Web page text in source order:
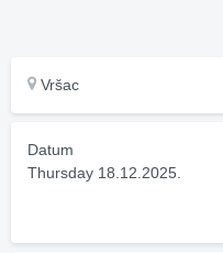
Vršac
Datum
Thursday 18.12.2025.